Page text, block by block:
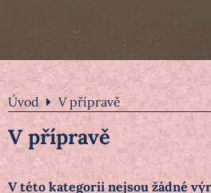
Úvod V přípravě
V přípravě